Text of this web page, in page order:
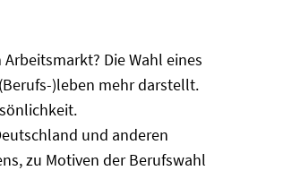
Die Wahl eines
)leben mehr darstellt.
und anderen
zu Motiven der Berufswahl